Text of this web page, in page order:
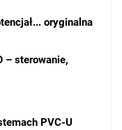
oryginalna
– sterowanie,
PVC-U